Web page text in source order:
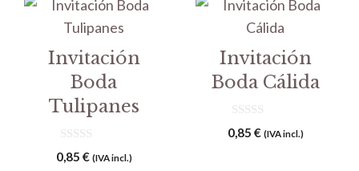
Invitación
Boda
Tulipanes
0
d
0,85 € (IVA incl.)
Invitación
Boda Cálida
0
d
0,85 € (IVA incl.)